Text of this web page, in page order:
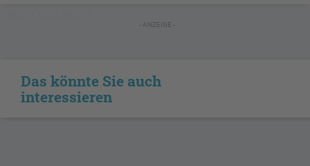
- ANZEIGE -
Das könnte Sie auch
interessieren